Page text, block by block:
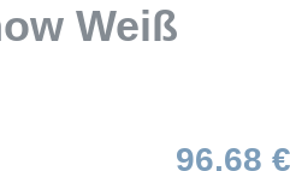
Weiß
96,68 €